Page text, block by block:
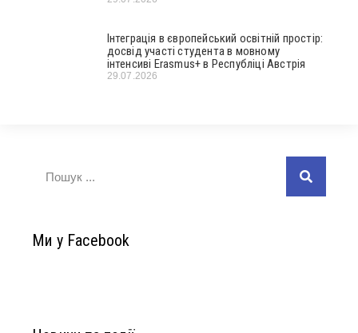
Інтеграція в європейський освітній простір:
досвід участі студента в мовному
інтенсиві Erasmus+ в Республіці Австрія
29.07.2026
Ми у Facebook